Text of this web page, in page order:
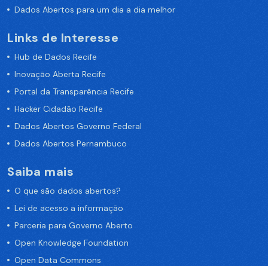
Dados Abertos para um dia a dia melhor
Links de Interesse
Hub de Dados Recife
Inovação Aberta Recife
Portal da Transparência Recife
Hacker Cidadão Recife
Dados Abertos Governo Federal
Dados Abertos Pernambuco
Saiba mais
O que são dados abertos?
Lei de acesso a informação
Parceria para Governo Aberto
Open Knowledge Foundation
Open Data Commons